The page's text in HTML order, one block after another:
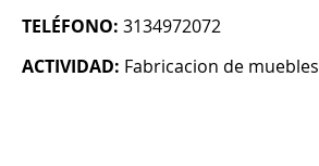
TELÉFONO: 3134972072
ACTIVIDAD: Fabricacion de muebles